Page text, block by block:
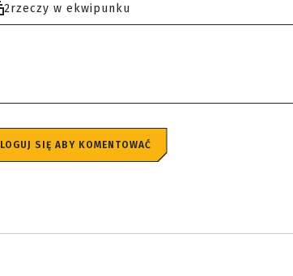
2rzeczy w ekwipunku
SIĘ ABY KOMENTOWAĆ